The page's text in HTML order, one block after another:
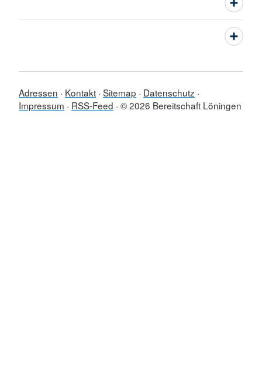
Adressen Kontakt Sitemap
Datenschutz
Impressum
RSS-Feed © 2026 Bereitschaft Löningen